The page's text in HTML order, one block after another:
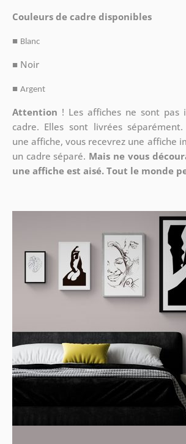
Couleurs de cadre disponibles
■ Blanc
■ Noir
■ Argent
Attention ! Les affiches ne sont pas
cadre. Elles sont livrées
une affiche, vous recevrez une affiche
un cadre séparé. Mais ne vous
une affiche est aisé. Tout le monde